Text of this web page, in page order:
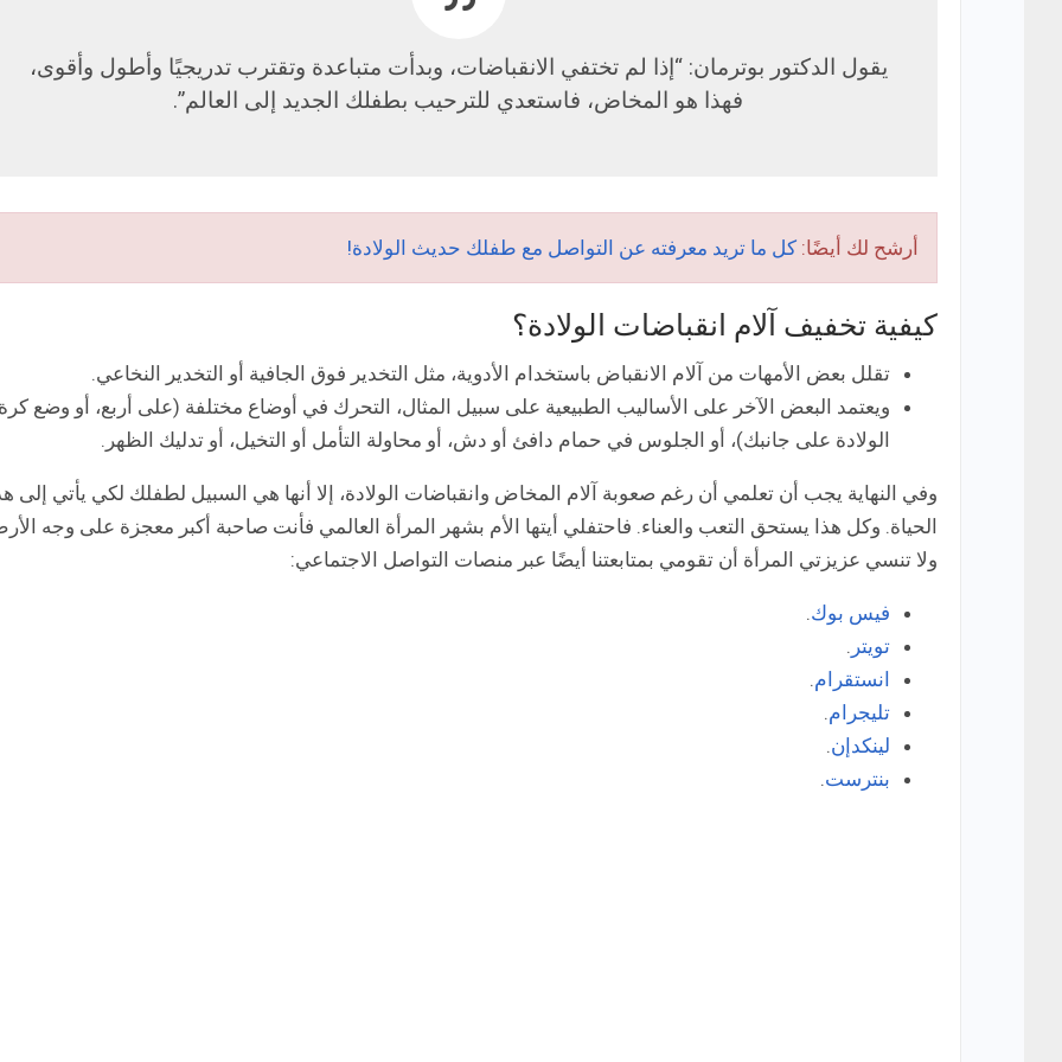
يقول الدكتور بوترمان: “إذا لم تختفي الانقباضات، وبدأت متباعدة وتقترب تدريجيًا وأطول وأقوى،
فهذا هو المخاض، فاستعدي للترحيب بطفلك الجديد إلى العالم”.
أرشح لك أيضًا: كل ما تريد معرفته عن التواصل مع طفلك حديث الولادة!
كيفية تخفيف آلام انقباضات الولادة؟
تقلل بعض الأمهات من آلام الانقباض باستخدام الأدوية، مثل التخدير فوق الجافية أو التخدير النخاعي.
ويعتمد البعض الآخر على الأساليب الطبيعية على سبيل المثال، التحرك في أوضاع مختلفة (على أربع، أو وضع كرة
الولادة على جانبك)، أو الجلوس في حمام دافئ أو دش، أو محاولة التأمل أو التخيل، أو تدليك الظهر.
وفي النهاية يجب أن تعلمي أن رغم صعوبة آلام المخاض وانقباضات الولادة، إلا أنها هي السبيل لطفلك لكي يأتي إلى
الحياة. وكل هذا يستحق التعب والعناء. فاحتفلي أيتها الأم بشهر المرأة العالمي فأنت صاحبة أكبر معجزة على وجه
ولا تنسي عزيزتي المرأة أن تقومي بمتابعتنا أيضًا عبر منصات التواصل الاجتماعي:
فيس بوك.
تويتر .
انستقرام.
تليجرام.
لينكدإن.
بنترست.